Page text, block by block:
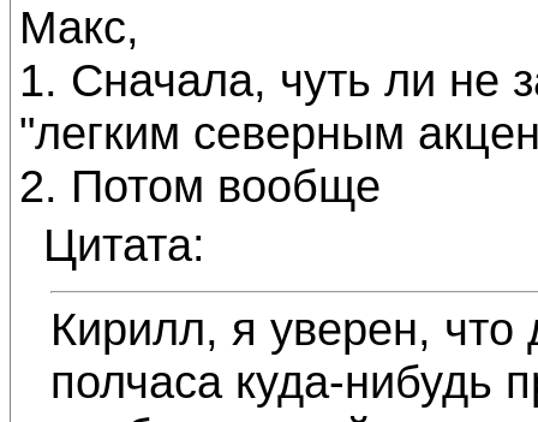
Макс,
1. Сначала, чуть ли не
"легким северным
2. Потом вообще
Цитата:
Кирилл, я уверен, что
полчаса куда-нибудь